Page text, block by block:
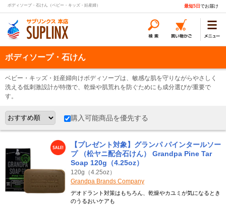
ボディソープ・石けん（ベビー・キッズ・妊産婦） 最短5日 でお届け
ボディソープ・石けん
ベビー・キッズ・妊産婦向けボディソープは、敏感な肌を守りながらやさしく
洗える低刺激設計が特徴で、乾燥や肌荒れを防ぐためにも成分選びが重要で
す。
購入可能商品を優先する
【プレゼント対象】グランパ パインタールソー
プ （松ヤニ配合石けん） Grandpa Pine Tar
Soap 120g（4.25oz）
120g（4.25oz）
Grandpa Brands Company
デオドラント対策はもちろん、乾燥やカユミが気になるとき
のうるおいケアも